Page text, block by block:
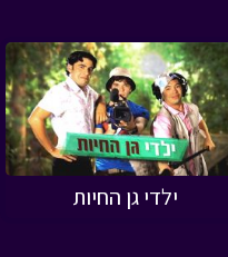
ילדי גן החיות